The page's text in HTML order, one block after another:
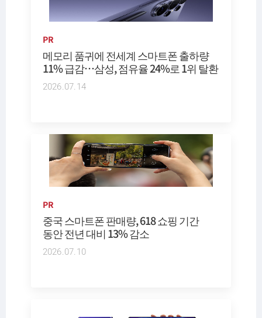
PR
메모리 품귀에 전세계 스마트폰 출하량
11% 급감…삼성, 점유율 24%로 1위 탈환
2026.07.14
PR
중국 스마트폰 판매량, 618 쇼핑 기간
동안 전년 대비 13% 감소
2026.07.10